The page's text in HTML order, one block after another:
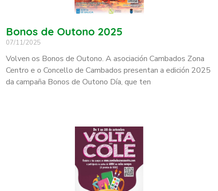
Bonos de Outono 2025
07/11/2025
Volven os Bonos de Outono. A asociación Cambados Zona
Centro e o Concello de Cambados presentan a edición 2025
da campaña Bonos de Outono Día, que ten